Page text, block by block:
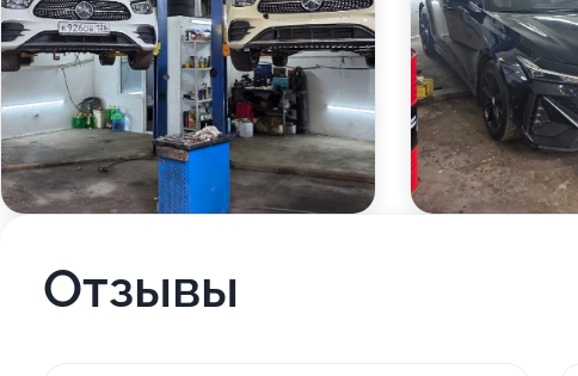
Отзывы